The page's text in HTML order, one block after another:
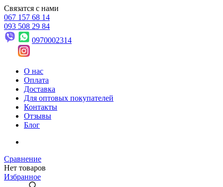
Связатся с нами
067 157 68 14
093 508 29 84
0970002314
О нас
Оплата
Доставка
Для оптовых покупателей
Контакты
Отзывы
Блог
Сравнение
Нет товаров
Избранное